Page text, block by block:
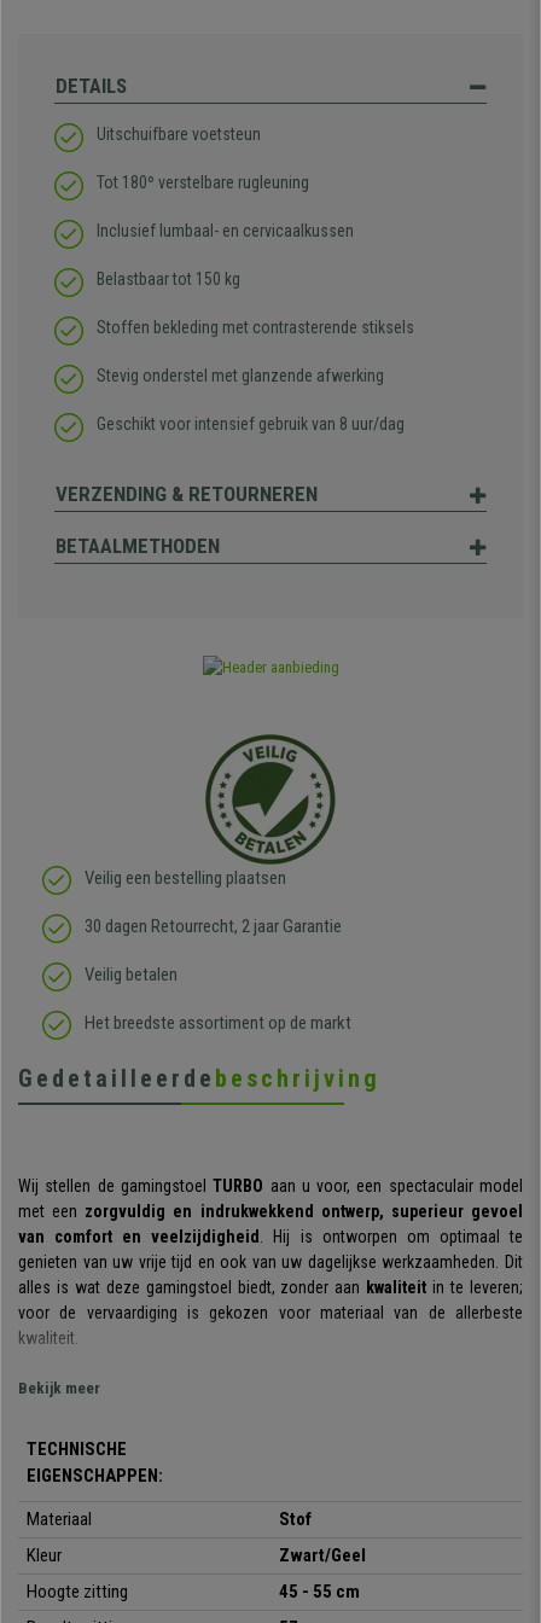
DETAILS
Uitschuifbare voetsteun
Tot 180º verstelbare rugleuning
Inclusief lumbaal- en cervicaalkussen
Belastbaar tot 150 kg
Stoffen bekleding met contrasterende stiksels
Stevig onderstel met glanzende afwerking
Geschikt voor intensief gebruik van 8 uur/dag
VERZENDING & RETOURNEREN
BETAALMETHODEN
Veilig een bestelling plaatsen
30 dagen Retourrecht, 2 jaar Garantie
Veilig betalen
Het breedste assortiment op de markt
Gedetailleerde beschrijving
Wij stellen de gamingstoelTURBO aan u voor, een spectaculair model
met een zorgvuldig en indrukwekkend ontwerp, superieur gevoel
van comfort en veelzijdigheid . Hij is ontworpen om optimaal te
genieten van uw vrije tijd en ook van uw dagelijkse werkzaamheden. Dit
alles is wat deze gamingstoel biedt, zonder aan kwaliteit in te leveren;
voor de vervaardiging is gekozen voor materiaal van de allerbeste
kwaliteit.
Hetuiterst sportieve ontwerp
dankzijdetails zoals de zichtbare stiksels en contrasterende
kleuren. Het resultaat is zoals u op de foto's kunt zien, verbluffend!
Hoewel hij opvalt door zijn design valt hij ook op door de
comfort
ergonomische rugleuning en de zitting
perfect is om op ieder moment een correcte lichaamshouding aan te
houden. Vernoemenswaardig is de
Bekijk meer
TECHNISCHE
EIGENSCHAPPEN:
Materiaal
Stof
Kleur
Zwart/Geel
Hoogte zitting
45 - 55 cm